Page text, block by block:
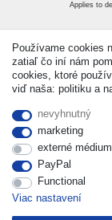
Applies to
Používame cookies
zatiaľ čo iní nám
cookies, ktoré
viď naša: politiku a
nevyhnutný
marketing
externé médium
PayPal
Functional
Viac nastavení